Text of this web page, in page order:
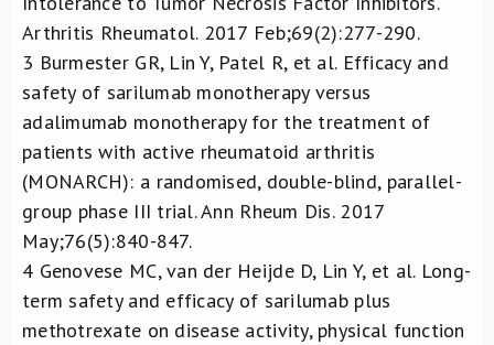
Arthritis Rheumatol. 2017 Feb;69(2):277-290.
3 Burmester GR, Lin Y, Patel R, et al. Efficacy and
safety of sarilumab monotherapy versus
adalimumab monotherapy for the treatment of
patients with active rheumatoid arthritis
(MONARCH): a randomised, double-blind, parallel-
group phase III trial. Ann Rheum Dis. 2017
May;76(5):840-847.
4 Genovese MC, van der Heijde D, Lin Y, et al. Long-
term safety and efficacy of sarilumab plus
methotrexate on disease activity, physical function